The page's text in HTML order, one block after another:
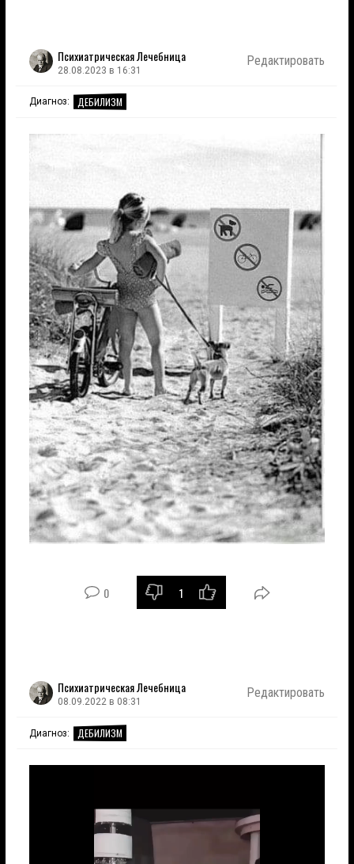
Психиатрическая Лечебница
28.08.2023 в 16:31
Редактировать
Диагноз: ДЕБИЛИЗМ
0 1
Психиатрическая Лечебница
08.09.2022 в 08:31
Редактировать
Диагноз: ДЕБИЛИЗМ